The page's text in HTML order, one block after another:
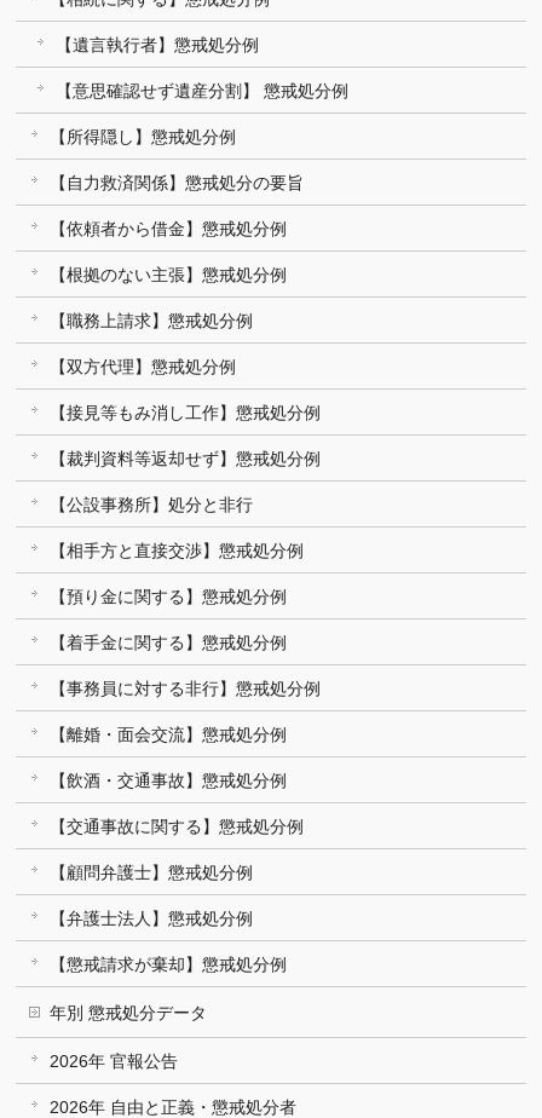
【遺言執行者】懲戒処分例
【意思確認せず遺産分割】 懲戒処分例
【所得隠し】懲戒処分例
【自力救済関係】懲戒処分の要旨
【依頼者から借金】懲戒処分例
【根拠のない主張】懲戒処分例
【職務上請求】懲戒処分例
【双方代理】懲戒処分例
【接見等もみ消し工作】懲戒処分例
【裁判資料等返却せず】懲戒処分例
【公設事務所】処分と非行
【相手方と直接交渉】懲戒処分例
【預り金に関する】懲戒処分例
【着手金に関する】懲戒処分例
【事務員に対する非行】懲戒処分例
【離婚・面会交流】懲戒処分例
【飲酒・交通事故】懲戒処分例
【交通事故に関する】懲戒処分例
【顧問弁護士】懲戒処分例
【弁護士法人】懲戒処分例
【懲戒請求が棄却】懲戒処分例
年別 懲戒処分データ
2026年 官報公告
2026年 自由と正義・懲戒処分者